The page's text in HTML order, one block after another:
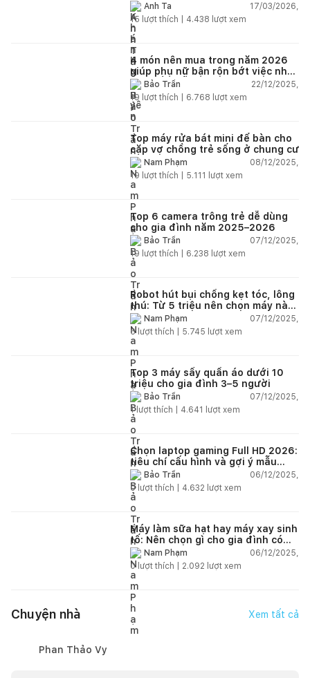
Anh Ta
17/03/2026,
15 lượt thích | 4.438 lượt xem
4 món nên mua trong năm 2026
giúp phụ nữ bận rộn bớt việc nhà,
nhẹ đầu mỗi ngày
Bảo Trần
22/12/2025,
19 lượt thích | 6.768 lượt xem
Top máy rửa bát mini để bàn cho
cặp vợ chồng trẻ sống ở chung cư
Nam Phạm
08/12/2025,
19 lượt thích | 5.111 lượt xem
Top 6 camera trông trẻ dễ dùng
cho gia đình năm 2025–2026
Bảo Trần
07/12/2025,
19 lượt thích | 6.238 lượt xem
Robot hút bụi chống kẹt tóc, lông
thú: Từ 5 triệu nên chọn máy nào
năm 2025–2026?
Nam Phạm
07/12/2025,
6lượt thích | 5.745 lượt xem
Top 3 máy sấy quần áo dưới 10
triệu cho gia đình 3–5 người
Bảo Trần
07/12/2025,
1lượt thích | 4.641 lượt xem
Chọn laptop gaming Full HD 2026:
tiêu chí cấu hình và gợi ý mẫu
đáng mua
Bảo Trần
06/12/2025,
0lượt thích | 4.632 lượt xem
Máy làm sữa hạt hay máy xay sinh
tố: Nên chọn gì cho gia đình có
trẻ nhỏ (2–4 người)?
Nam Phạm
06/12/2025,
0lượt thích | 2.092 lượt xem
Chuyện nhà Xem tất cả
Phan Thảo Vy